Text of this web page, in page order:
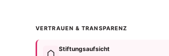
VERTRAUEN & TRANSPARENZ
Stiftungsaufsicht